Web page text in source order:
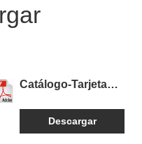
Catálogo-Tarjetas
Descargar